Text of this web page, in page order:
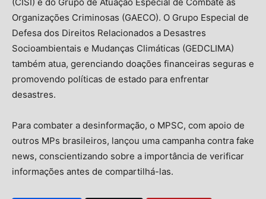
Organizações Criminosas (GAECO). O Grupo Especial de
Defesa dos Direitos Relacionados a Desastres
Socioambientais e Mudanças Climáticas (GEDCLIMA)
também atua, gerenciando doações financeiras seguras e
promovendo políticas de estado para enfrentar
desastres.
Para combater a desinformação, o MPSC, com apoio de
outros MPs brasileiros, lançou uma campanha contra fake
news, conscientizando sobre a importância de verificar
informações antes de compartilhá-las.